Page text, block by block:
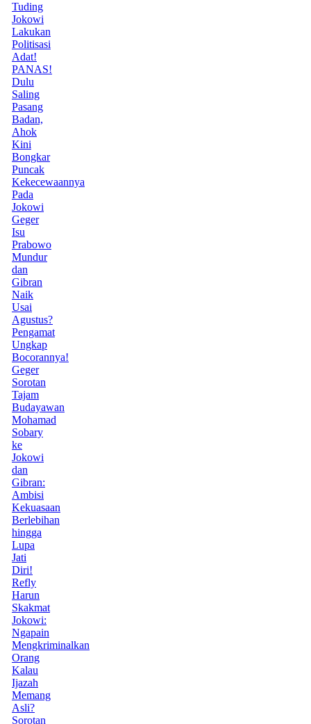
Tuding
Jokowi
Lakukan
Politisasi
Adat!
PANAS!
Dulu
Saling
Pasang
Badan,
Ahok
Kini
Bongkar
Puncak
Kekecewaannya
Pada
Jokowi
Geger
Isu
Prabowo
Mundur
dan
Gibran
Naik
Usai
Agustus?
Pengamat
Ungkap
Bocorannya!
Geger
Sorotan
Tajam
Budayawan
Mohamad
Sobary
ke
Jokowi
dan
Gibran:
Ambisi
Kekuasaan
Berlebihan
hingga
Lupa
Jati
Diri!
Refly
Harun
Skakmat
Jokowi:
Ngapain
Mengkriminalkan
Orang
Kalau
Ijazah
Memang
Asli?
Sorotan